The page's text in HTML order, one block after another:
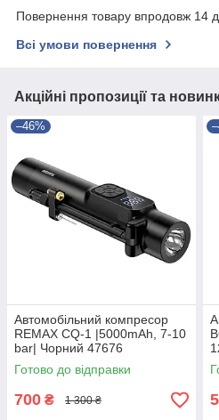
Повернення товару впродовж 14
Всі умови повернення
Акційні пропозиції та
–46%
Автомобільний компресор
REMAX CQ-1 |5000mAh, 7-10
bar| Чорний 47676
Готово до відправки
700 ₴ 1 300 ₴